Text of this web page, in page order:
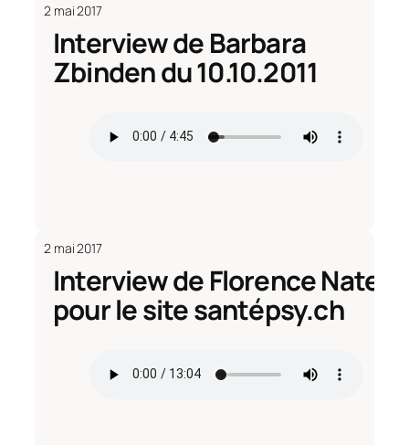
2 mai 2017
Interview de Barbara
Zbinden du 10.10.2011
2 mai 2017
Interview de Florence Nater
pour le site santépsy.ch